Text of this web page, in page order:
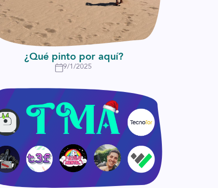
¿Qué pinto por aquí?
9/1/2025